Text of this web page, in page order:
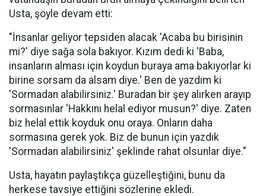
Usta, şöyle devam etti:
"İnsanlar geliyor tepsiden alacak 'Acaba bu birisinin
mi?' diye sağa sola bakıyor. Kızım dedi ki 'Baba,
insanların alması için koydun buraya ama bakıyorlar ki
birine sorsam da alsam diye.' Ben de yazdım ki
'Sormadan alabilirsiniz.' Buradan bir şey alırken arayıp
sormasınlar 'Hakkını helal ediyor musun?' diye. Zaten
biz helal ettik koyduk onu oraya. Onların daha
sormasına gerek yok. Biz de bunun için yazdık
'Sormadan alabilirsiniz' şeklinde rahat olsunlar diye."
Usta, hayatın paylaştıkça güzelleştiğini, bunu da
herkese tavsiye ettiğini sözlerine ekledi.